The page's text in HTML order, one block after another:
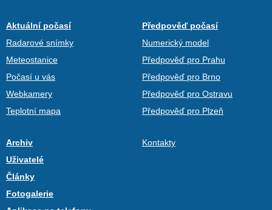
Aktuální počasí
Radarové snímky
Meteostanice
Počasí u vás
Webkamery
Teplotní mapa
Předpověď počasí
Numerický model
Předpověď pro Prahu
Předpověď pro Brno
Předpověď pro Ostravu
Předpověď pro Plzeň
Archiv
Uživatelé
Články
Fotogalerie
Kontakty